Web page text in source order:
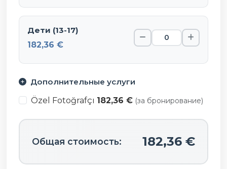
Дети (13-17)
182,36 €
Дополнительные услуги
Özel Fotoğrafçı 182,36 € (за бронирование)
Общая стоимость: 182,36 €